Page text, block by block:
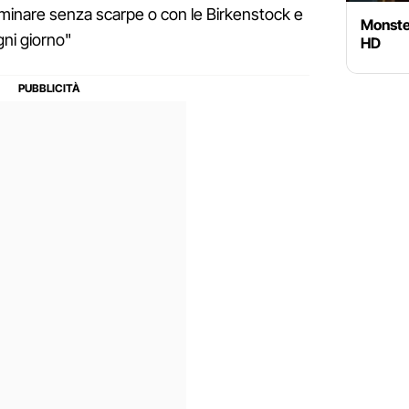
senza scarpe o con le Birkenstock e
giorno"
HD